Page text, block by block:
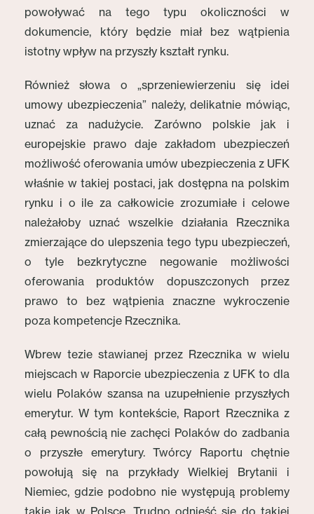
powoływać na tego typu okoliczności w
dokumencie, który będzie miał bez wątpienia
istotny wpływ na przyszły kształt rynku.
Również słowa o „sprzeniewierzeniu się idei
umowy ubezpieczenia” należy, delikatnie mówiąc,
uznać za nadużycie. Zarówno polskie jak i
europejskie prawo daje zakładom ubezpieczeń
możliwość oferowania umów ubezpieczenia z UFK
właśnie w takiej postaci, jak dostępna na polskim
rynku i o ile za całkowicie zrozumiałe i celowe
należałoby uznać wszelkie działania Rzecznika
zmierzające do ulepszenia tego typu ubezpieczeń,
o tyle bezkrytyczne negowanie możliwości
oferowania produktów dopuszczonych przez
prawo to bez wątpienia znaczne wykroczenie
poza kompetencje Rzecznika.
Wbrew tezie stawianej przez Rzecznika w wielu
miejscach w Raporcie ubezpieczenia z UFK to dla
wielu Polaków szansa na uzupełnienie przyszłych
emerytur. W tym kontekście, Raport Rzecznika z
całą pewnością nie zachęci Polaków do zadbania
o przyszłe emerytury. Twórcy Raportu chętnie
powołują się na przykłady Wielkiej Brytanii i
Niemiec, gdzie podobno nie występują problemy
takie jak w Polsce. Trudno odnieść się do takiej